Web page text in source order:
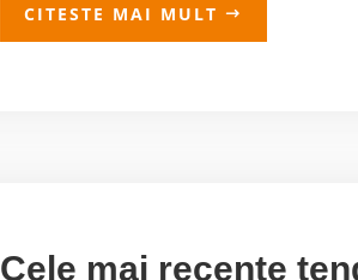
CITESTE MAI MULT
Cele mai recente